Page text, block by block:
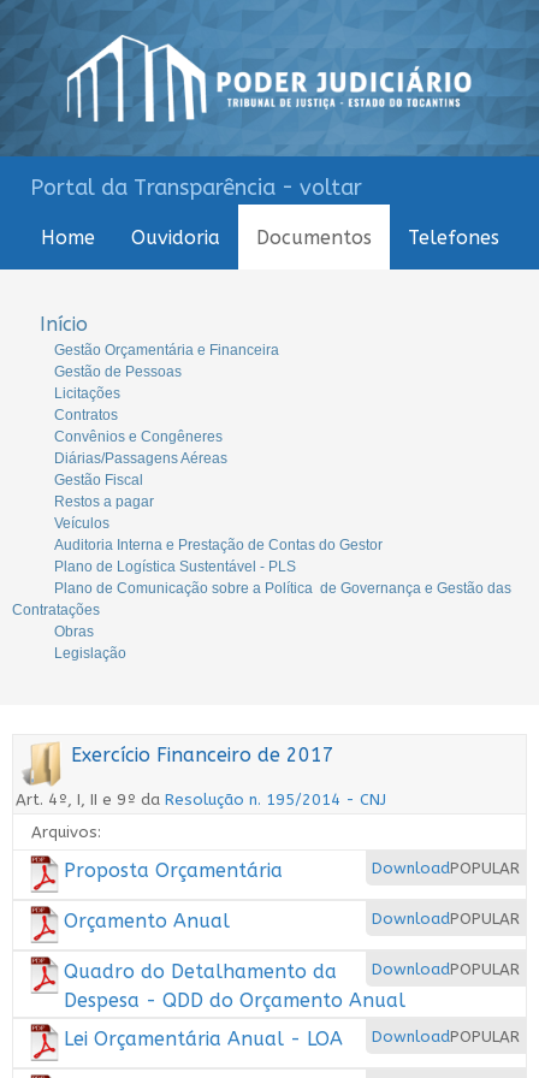
Portal da Transparência - voltar
Home Ouvidoria Documentos Telefones
Início
Gestão Orçamentária e Financeira
Gestão de Pessoas
Licitações
Contratos
Convênios e Congêneres
Diárias/Passagens Aéreas
Gestão Fiscal
Restos a pagar
Veículos
Auditoria Interna e Prestação de Contas do Gestor
Plano de Logística Sustentável - PLS
Plano de Comunicação sobre a Política de Governança e Gestão das
Contratações
Obras
Legislação
Exercício Financeiro de 2017
Art. 4º, I, II e 9º da Resolução n. 195/2014 - CNJ
Arquivos:
POPULAR
Download
Proposta Orçamentária
POPULAR
Download
Orçamento Anual
POPULAR
Download
Quadro do Detalhamento da
Despesa - QDD do Orçamento Anual
POPULAR
Download
Lei Orçamentária Anual - LOA